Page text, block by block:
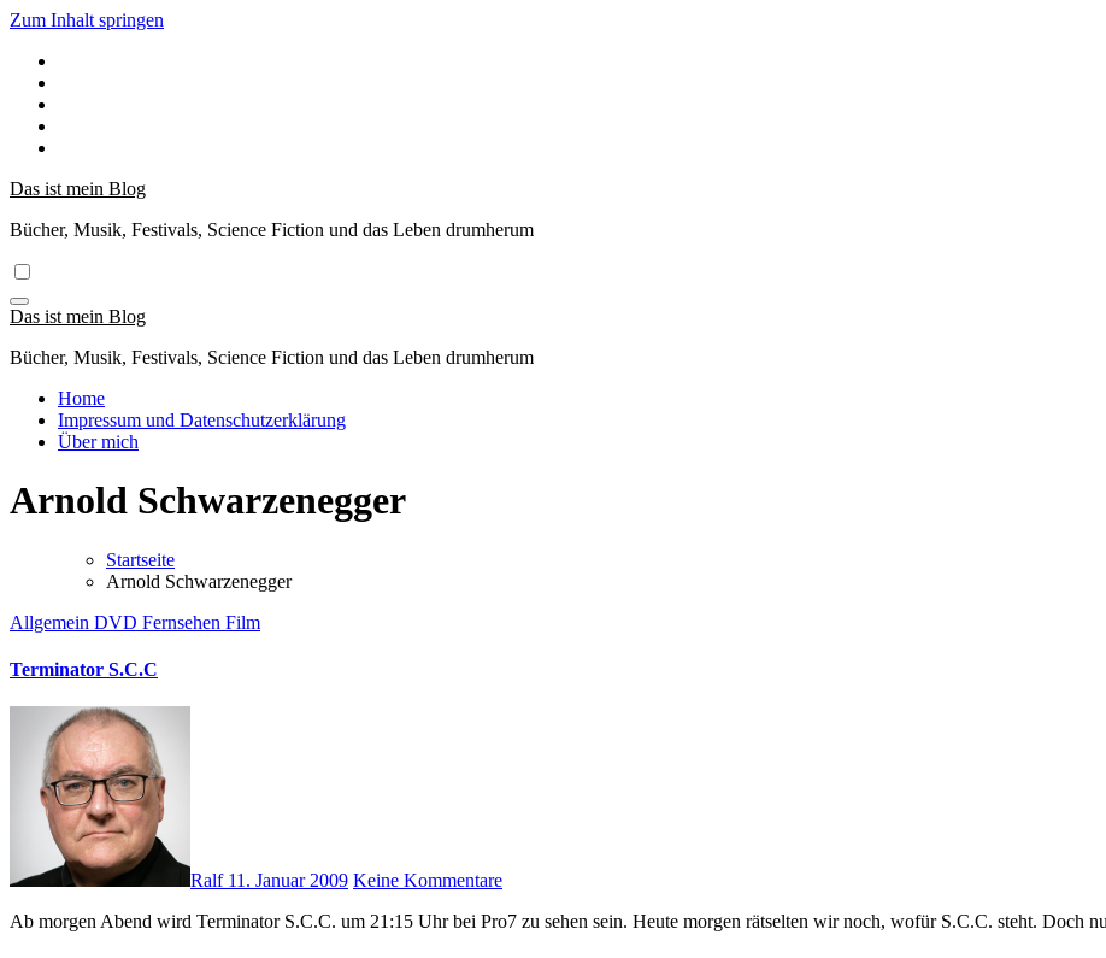
Zum Inhalt springen
Das ist mein Blog
Bücher, Musik, Festivals, Science Fiction und das Leben drumherum
Das ist mein Blog
Bücher, Musik, Festivals, Science Fiction und das Leben drumherum
Home
Impressum und Datenschutzerklärung
Über mich
Arnold Schwarzenegger
Startseite
Arnold Schwarzenegger
Allgemein DVD Fernsehen Film
Terminator S.C.C
Ralf 11. Januar 2009 Keine Kommentare
Ab morgen Abend wird Terminator S.C.C. um 21:15 Uhr bei Pro7 zu sehen sein. Heute morgen rätselten wir noch, wofür S.C.C. steht. Doch